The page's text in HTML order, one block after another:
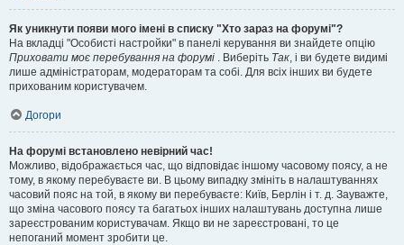
Як уникнути появи мого імені в списку "Хто зараз на форумі"?
На вкладці "Особисті настройки" в панелі керування ви знайдете опцію
Приховати моє перебування на форумі . Виберіть Так, і ви будете видимі
лише адміністраторам, модераторам та собі. Для всіх інших ви будете
прихованим користувачем.
Догори
На форумі встановлено невірний час!
Можливо, відображається час, що відповідає іншому часовому поясу, а не
тому, в якому перебуваєте ви. В цьому випадку змініть в налаштуваннях
часовий пояс на той, в якому ви перебуваєте: Київ, Берлін і т. д. Зауважте,
що зміна часового поясу та багатьох інших налаштувань доступна лише
зареєстрованим користувачам. Якщо ви не зареєстровані, то це
непоганий момент зробити це.